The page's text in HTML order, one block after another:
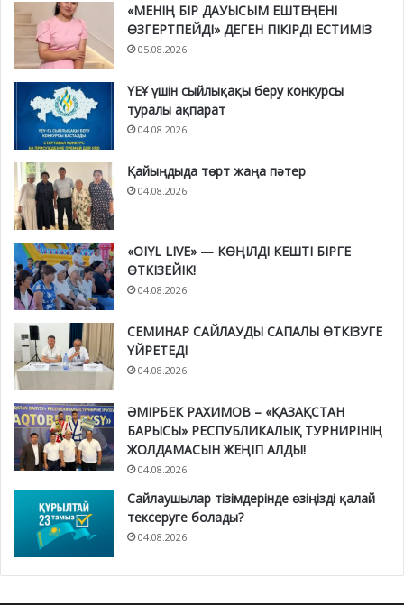
«МЕНІҢ БІР ДАУЫСЫМ ЕШТЕҢЕНІ
ӨЗГЕРТПЕЙДІ» ДЕГЕН ПІКІРДІ ЕСТИМІЗ
05.08.2026
ҮЕҰ үшін сыйлықақы беру конкурсы
туралы ақпарат
04.08.2026
Қайыңдыда төрт жаңа пәтер
04.08.2026
«OIYL LIVE» — КӨҢІЛДІ КЕШТІ БІРГЕ
ӨТКІЗЕЙІК!
04.08.2026
СЕМИНАР САЙЛАУДЫ САПАЛЫ ӨТКІЗУГЕ
ҮЙРЕТЕДІ
04.08.2026
ӘМІРБЕК РАХИМОВ – «ҚАЗАҚСТАН
БАРЫСЫ» РЕСПУБЛИКАЛЫҚ ТУРНИРІНІҢ
ЖОЛДАМАСЫН ЖЕҢІП АЛДЫ!
04.08.2026
Сайлаушылар тізімдерінде өзіңізді қалай
тексеруге болады?
04.08.2026